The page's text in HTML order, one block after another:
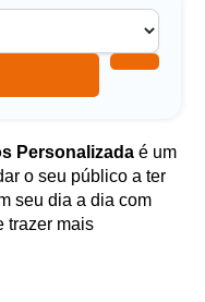
Personalizadaé um
o seu público a ter
seu dia a dia com
trazer mais